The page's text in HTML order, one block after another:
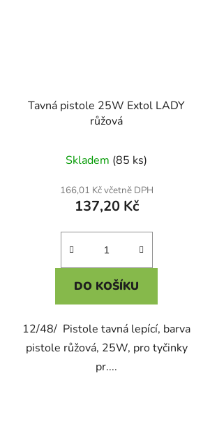
Tavná pistole 25W Extol LADY
růžová
Skladem (85 ks)
166,01 Kč včetně DPH
137,20 Kč
DO KOŠÍKU
12/48/ Pistole tavná lepící, barva
pistole růžová, 25W, pro tyčinky
pr....